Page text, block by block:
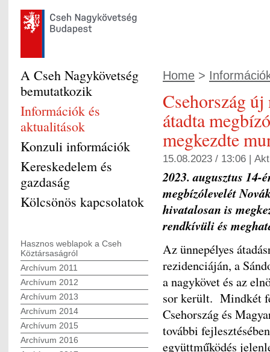
Home >
Csehország
átadta
megkezdte
15.08.2023 / 13:06 |
2023. augusztus 14-
megbízólevelét
hivatalosan is
rendkívüli és
Az ünnepélyes
rezidenciáján, a
a nagykövet és az
sor került. Mindkét
Csehország és
további
együttműködés
A Cseh Nagykövetség
bemutatkozik
Információk és
aktualitások
Konzuli információk
Kereskedelem és
gazdaság
Kölcsönös kapcsolatok
Hasznos weblapok a Cseh
Köztársaságról
Archívum 2011
Archívum 2012
Archívum 2013
Archívum 2014
Archívum 2015
Archívum 2016